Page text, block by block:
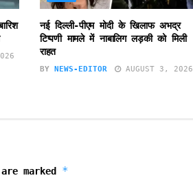
नई दिल्ली-पीएम मोदी के खिलाफ अभद्र
टिप्पणी मामले में नाबालिग लड़की को मिली
राहत
BY NEWS-EDITOR AUGUST 3, 2026
marked *